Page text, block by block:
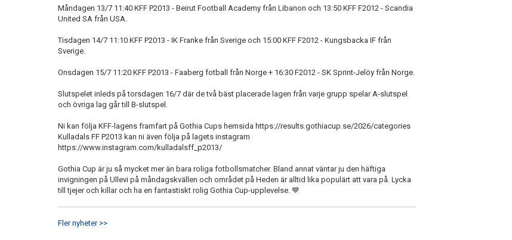
Måndagen 13/7 11:40 KFF P2013 - Beirut Football Academy från Libanon och 13:50 KFF F2012 - Scandia
United SA från USA.
Tisdagen 14/7 11:10 KFF P2013 - IK Franke från Sverige och 15:00 KFF F2012 - Kungsbacka IF från
Sverige.
Onsdagen 15/7 11:20 KFF P2013 - Faaberg fotball från Norge + 16:30 F2012 - SK Sprint-Jelöy från Norge.
Slutspelet inleds på torsdagen 16/7 där de två bäst placerade lagen från varje grupp spelar A-slutspel
och övriga lag går till B-slutspel.
Ni kan följa KFF-lagens framfart på Gothia Cups hemsida https://results.gothiacup.se/2026/categories
Kulladals FF P2013 kan ni även följa på lagets instagram
https://www.instagram.com/kulladalsff_p2013/
Gothia Cup är ju så mycket mer än bara roliga fotbollsmatcher. Bland annat väntar ju den häftiga
invigningen på Ullevi på måndagskvällen och området på Heden är alltid lika populärt att vara på. Lycka
till tjejer och killar och ha en fantastiskt rolig Gothia Cup-upplevelse. 💙
Fler nyheter >>